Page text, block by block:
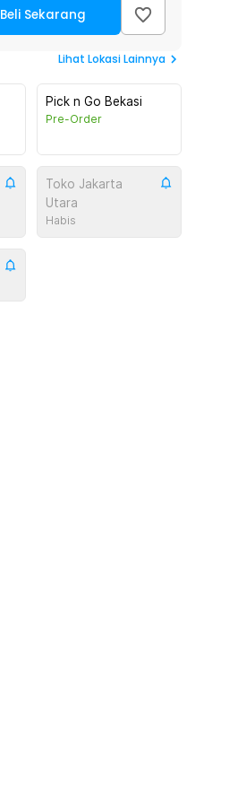
Beli Sekarang
Lihat Lokasi Lainnya
Pick n Go Bekasi
Pre-Order
Toko Jakarta
Utara
Habis